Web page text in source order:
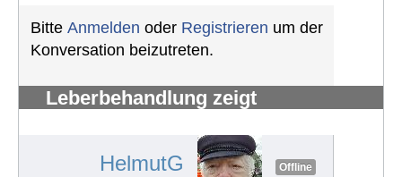
Bitte Anmelden oder Registrieren um der
Konversation beizutreten.
Leberbehandlung zeigt
HelmutG Offline